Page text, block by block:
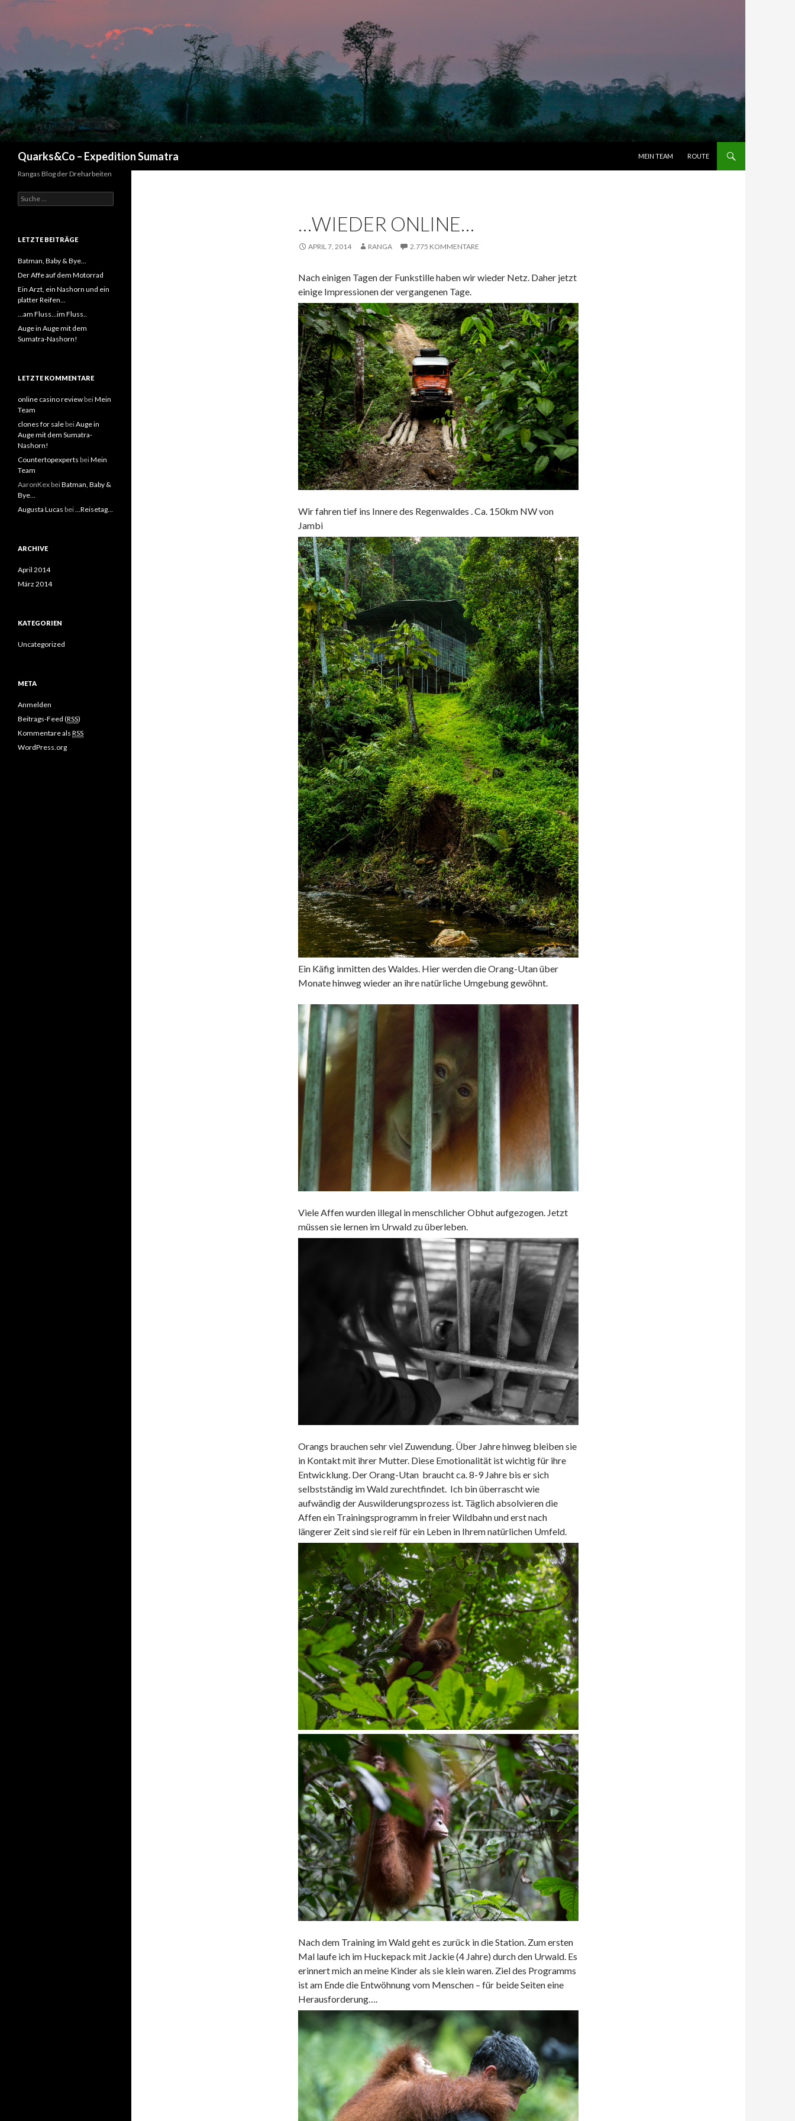
Quarks&Co – Expedition Sumatra
MEIN TEAM
ROUTE
…WIEDER ONLINE…
APRIL 7, 2014 RANGA 2.775 KOMMENTARE
Nach einigen Tagen der Funkstille haben wir wieder Netz. Daher jetzt
einige Impressionen der vergangenen Tage.
Wir fahren tief ins Innere des Regenwaldes . Ca. 150km NW von
Jambi
Ein Käfig inmitten des Waldes. Hier werden dieOrang-Utan über
Monate hinweg wieder an ihre natürliche Umgebung gewöhnt.
Viele Affen wurden illegal in menschlicher Obhut aufgezogen. Jetzt
müssen sie lernen im Urwald zu überleben.
Orangs brauchen sehr viel Zuwendung. Über Jahre hinweg bleiben sie
in Kontakt mit ihrer Mutter. Diese Emotionalität ist wichtig für ihre
Entwicklung. Der Orang-Utan braucht ca. 8-9 Jahre bis er sich
selbstständig im Wald zurechtfindet. Ich bin überrascht wie
aufwändig der Auswilderungsprozess ist. Täglich absolvieren die
Affen ein Trainingsprogramm in freier Wildbahn und erst nach
längerer Zeit sind sie reif für ein Leben in Ihrem natürlichen Umfeld.
Nach dem Training im Wald geht es zurück in die Station. Zum ersten
Mal laufe ich im Huckepack mit Jackie (4 Jahre) durch den Urwald. Es
erinnert mich an meine Kinder als sie klein waren. Ziel des Programms
ist am Ende die Entwöhnung vom Menschen – für beide Seiten eine
Herausforderung….
Rangas Blog der Dreharbeiten
Suche nach:
LETZTE BEITRÄGE
Batman, Baby & Bye…
Der Affe auf dem Motorrad
Ein Arzt, ein Nashorn und ein
platter Reifen…
…am Fluss…im Fluss..
Auge in Auge mit dem
Sumatra-Nashorn!
LETZTE KOMMENTARE
online casino reviewbeiMein
Team
clones for salebeiAuge in
Auge mit dem Sumatra-
Nashorn!
Countertopexperts beiMein
Team
AaronKex beiBatman, Baby &
Bye…
Augusta Lucas bei…Reisetag…
ARCHIVE
April 2014
März 2014
KATEGORIEN
Uncategorized
META
Anmelden
Beitrags-Feed (RSS)
Kommentare als RSS
WordPress.org